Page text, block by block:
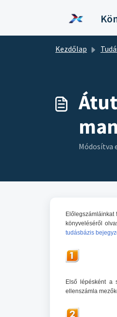
Kezdőlap
Módosítva
könyveléséről
tudásbázis
Első lépésként a
ellenszámla